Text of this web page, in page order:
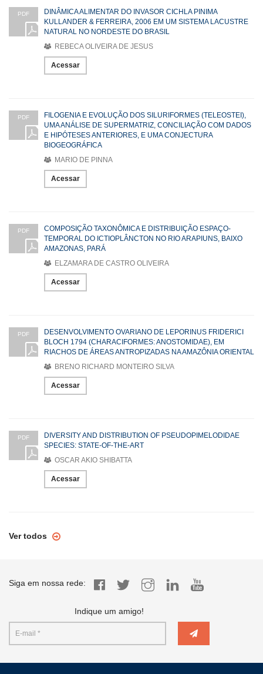
PDF
DINÂMICA ALIMENTAR DO INVASOR CICHLA PINIMA
KULLANDER & FERREIRA, 2006 EM UM SISTEMA LACUSTRE
NATURAL NO NORDESTE DO BRASIL
REBECA OLIVEIRA DE JESUS
Acessar
PDF
FILOGENIA E EVOLUÇÃO DOS SILURIFORMES (TELEOSTEI),
UMA ANÁLISE DE SUPERMATRIZ, CONCILIAÇÃO COM DADOS
E HIPÓTESES ANTERIORES, E UMA CONJECTURA
BIOGEOGRÁFICA
MARIO DE PINNA
Acessar
PDF
COMPOSIÇÃO TAXONÔMICA E DISTRIBUIÇÃO ESPAÇO-
TEMPORAL DO ICTIOPLÂNCTON NO RIO ARAPIUNS, BAIXO
AMAZONAS, PARÁ
ELZAMARA DE CASTRO OLIVEIRA
Acessar
PDF
DESENVOLVIMENTO OVARIANO DE LEPORINUS FRIDERICI
BLOCH 1794 (CHARACIFORMES: ANOSTOMIDAE), EM
RIACHOS DE ÁREAS ANTROPIZADAS NA AMAZÔNIA ORIENTAL
BRENO RICHARD MONTEIRO SILVA
Acessar
PDF
DIVERSITY AND DISTRIBUTION OF PSEUDOPIMELODIDAE
SPECIES: STATE-OF-THE-ART
OSCAR AKIO SHIBATTA
Acessar
Ver todos
Siga em nossa rede:
Indique um amigo!